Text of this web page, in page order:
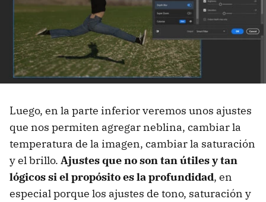
Luego, en la parte inferior veremos unos ajustes
que nos permiten agregar neblina, cambiar la
temperatura de la imagen, cambiar la saturación
y el brillo. Ajustes que no son tan útiles y tan
lógicos si el propósito es la profundidad, en
especial porque los ajustes de tono, saturación y